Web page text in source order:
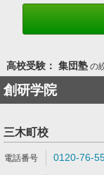
高校受験： 集団塾の
創研学院
三木町校
0120-76-